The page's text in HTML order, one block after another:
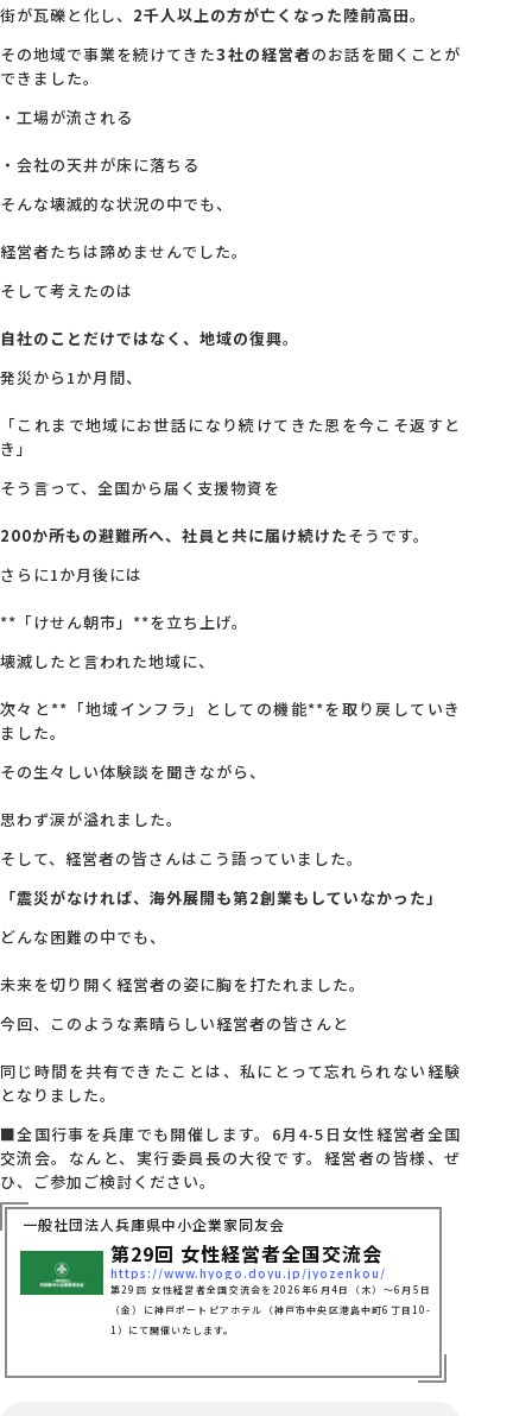
街が瓦礫と化し、 2千人以上の方が亡くなった陸前高田。
その地域で事業を続けてきた3社の経営者のお話を聞くことが
できました。
・工場が流される
・会社の天井が床に落ちる
そんな壊滅的な状況の中でも、
経営者たちは諦めませんでした。
そして考えたのは
自社のことだけではなく、地域の復興。
発災から1か月間、
「これまで地域にお世話になり続けてきた恩を今こそ返すと
き」
そう言って、全国から届く支援物資を
200か所もの避難所へ、社員と共に届け続けたそうです。
さらに1か月後には
**「けせん朝市」**を立ち上げ。
壊滅したと言われた地域に、
次々と**「地域インフラ」としての機能**を取り戻していき
ました。
その生々しい体験談を聞きながら、
思わず涙が溢れました。
そして、経営者の皆さんはこう語っていました。
「震災がなければ、海外展開も第2創業もしていなかった」
どんな困難の中でも、
未来を切り開く経営者の姿に胸を打たれました。
今回、このような素晴らしい経営者の皆さんと
同じ時間を共有できたことは、私にとって忘れられない経験
となりました。
■全国行事を兵庫でも開催します。6月4-5日女性経営者全国
交流会。なんと、実行委員長の大役です。経営者の皆様、ぜ
ひ、ご参加ご検討ください。
一般社団法人兵庫県中小企業家同友会
第29回 女性経営者全国交流会
https://www.hyogo.doyu.jp/jyozenkou/
第29回 女性経営者全国交流会を2026年6月4日（木）～6月5日
（金）に神戸ポートピアホテル（神戸市中央区港島中町6丁目10-
1）にて開催いたします。